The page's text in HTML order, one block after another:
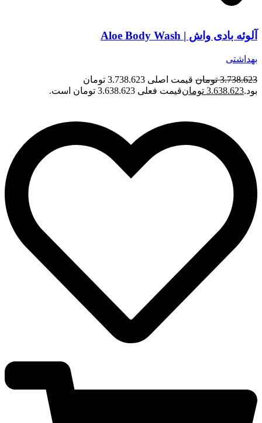
آلوئه بادی واش | Aloe Body Wash
بهداشتی
3.738.623 تومان
قیمت اصلی 3.738.623 تومان
بود.3.638.623 تومانقیمت فعلی 3.638.623 تومان است.